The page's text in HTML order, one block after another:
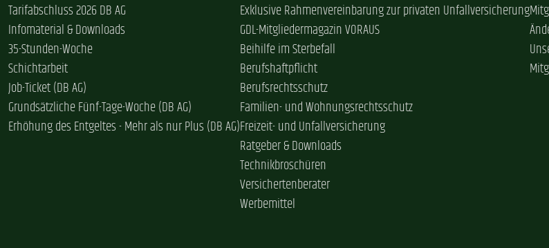
Tarifabschluss 2026 DB AG
Infomaterial & Downloads
35-Stunden-Woche
Schichtarbeit
Job-Ticket (DB AG)
Grundsätzliche Fünf-Tage-Woche (DB AG)
Erhöhung des Entgeltes - Mehr als nur Plus (DB AG)
Exklusive Rahmenvereinbarung zur privaten Unfallversicherung
GDL-Mitgliedermagazin VORAUS
Beihilfe im Sterbefall
Berufshaftpflicht
Berufsrechtsschutz
Familien- und Wohnungsrechtsschutz
Freizeit- und Unfallversicherung
Ratgeber & Downloads
Technikbroschüren
Versichertenberater
Werbemittel